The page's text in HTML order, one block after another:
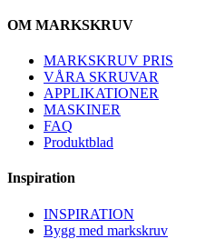
OM MARKSKRUV
MARKSKRUV PRIS
VÅRA SKRUVAR
APPLIKATIONER
MASKINER
FAQ
Produktblad
Inspiration
INSPIRATION
Bygg med markskruv